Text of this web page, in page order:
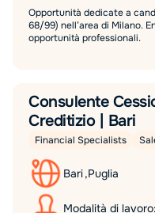
Opportunità dedicate a
68/99) nell’area di Milano.
opportunità professionali.
Consulente
Creditizio | Bari
Financial Specialists
Bari,Puglia
Modalità di lavoro: